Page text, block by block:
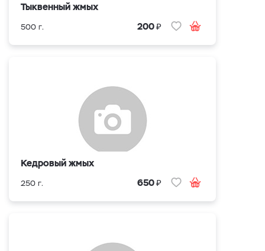
Тыквенный жмых
500 г. 200₽
Кедровый жмых
250 г. 650₽